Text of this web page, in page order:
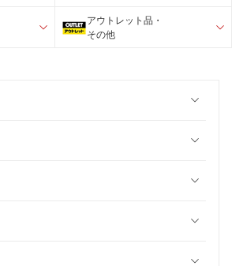
アウトレット品・
その他